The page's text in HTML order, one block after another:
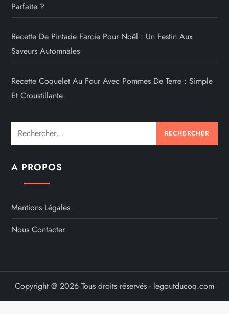
Parfaite ?
Recette De Pintade Farcie Pour Noël : Un Festin Aux
Saveurs Automnales
Recette Coquelet Au Four Avec Pommes De Terre : Simple
Et Croustillante
Rechercher :
A PROPOS
Mentions Légales
Nous Contacter
Copyright @ 2026 Tous droits réservés - legoutducoq.com